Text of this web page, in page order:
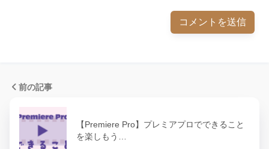
前の記事
【Premiere Pro】プレミアプロでできること
を楽しもう…